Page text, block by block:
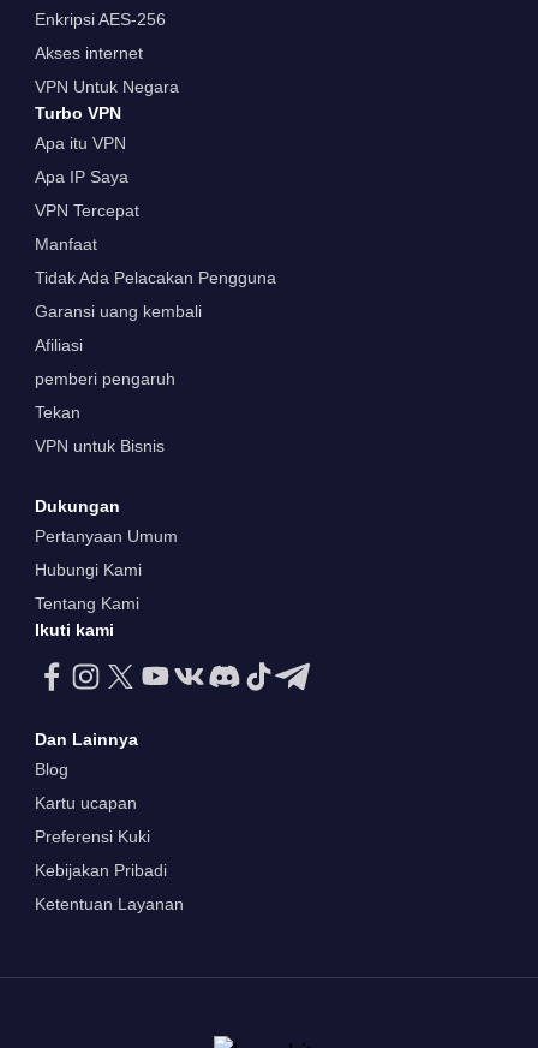
Enkripsi AES-256
Akses internet
VPN Untuk Negara
Turbo VPN
Apa itu VPN
Apa IP Saya
VPN Tercepat
Manfaat
Tidak Ada Pelacakan Pengguna
Garansi uang kembali
Afiliasi
pemberi pengaruh
Tekan
VPN untuk Bisnis
Dukungan
Pertanyaan Umum
Hubungi Kami
Tentang Kami
Ikuti kami
Dan Lainnya
Blog
Kartu ucapan
Preferensi Kuki
Kebijakan Pribadi
Ketentuan Layanan